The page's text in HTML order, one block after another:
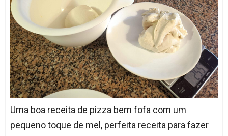
Uma boa receita de pizza bem fofa com um
pequeno toque de mel, perfeita receita para fazer